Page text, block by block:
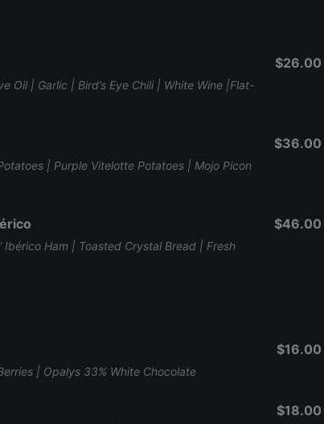
Oil | Garlic | Bird’s Eye Chili | White Wine |Flat-
$26.00
| Purple Vitelotte Potatoes | Mojo Picon
$36.00
Ibérico Ham | Toasted Crystal Bread | Fresh
$46.00
| Opalys 33% White Chocolate
$16.00
$18.00